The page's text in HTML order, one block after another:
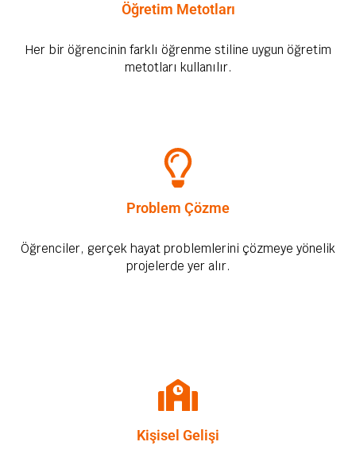
Öğretim Metotları
Her bir öğrencinin farklı öğrenme stiline uygun öğretim
metotları kullanılır.
Problem Çözme
Öğrenciler, gerçek hayat problemlerini çözmeye yönelik
projelerde yer alır.
Kişisel Gelişi